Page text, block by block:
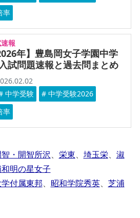
率
報
年】豊島岡女子学園中学
試問題速報と過去問まとめ
中学受験
# 中学受験2026
率
・開智所沢、 栄東、 埼玉栄、 淑
明の星女子
付属東邦、 昭和学院秀英、 芝浦